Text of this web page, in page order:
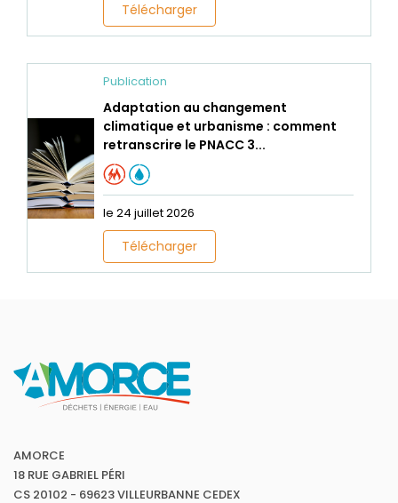
Télécharger
Publication
Adaptation au changement
climatique et urbanisme : comment
retranscrire le PNACC 3...
le 24 juillet 2026
Télécharger
AMORCE
18 RUE GABRIEL PÉRI
CS 20102 - 69623 VILLEURBANNE CEDEX